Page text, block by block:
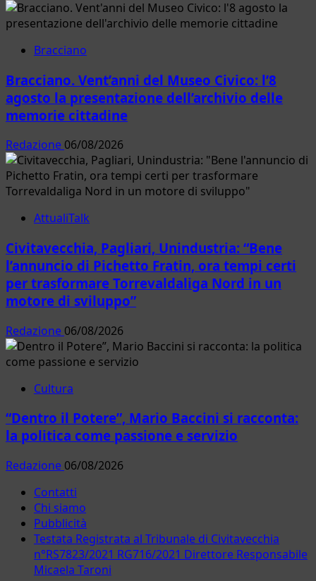
gennaio
2024
Bracciano
Bracciano. Vent’anni del Museo Civico: l’8
agosto la presentazione dell’archivio delle
memorie cittadine
Redazione 06/08/2026
AttualiTalk
Civitavecchia, Pagliari, Unindustria: “Bene
l’annuncio di Pichetto Fratin, ora tempi certi
per trasformare Torrevaldaliga Nord in un
motore di sviluppo”
Redazione 06/08/2026
Cultura
“Dentro il Potere”, Mario Baccini si racconta:
la politica come passione e servizio
Redazione 06/08/2026
Contatti
Chi siamo
Pubblicità
Testata Registrata al Tribunale di Civitavecchia
n°RS7823/2021 RG716/2021 Direttore Responsabile
Micaela Taroni